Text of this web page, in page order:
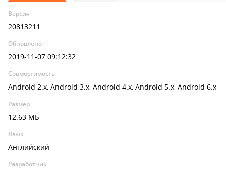
Версия
20813211
Обновлено
2019-11-07 09:12:32
Совместимость
Android 2.x, Android 3.x, Android 4.x, Android 5.x, Android 6.x
Размер
12.63 МБ
Язык
Английский
Разработчик